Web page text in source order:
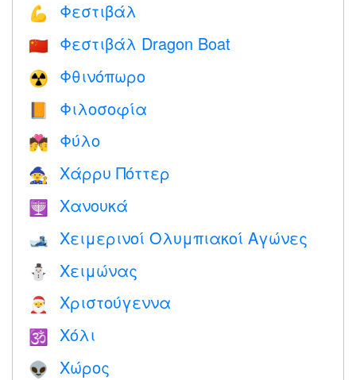
💪 Φεστιβάλ
🇨🇳 Φεστιβάλ Dragon Boat
☢️ Φθινόπωρο
Φιλοσοφία
💏 Φύλο
🧙 Χάρρυ Πόττερ
🕎 Χανουκά
🎿 Χειμερινοί Ολυμπιακοί Αγώνες
⛄ Χειμώνας
🎅 Χριστούγεννα
🕉 Χόλι
👽 Χώρος